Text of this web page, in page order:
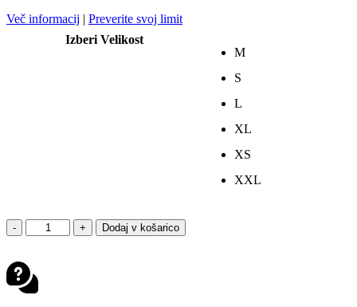
Več informacij | Preverite svoj limit
Izberi Velikost
M
S
L
XL
XS
XXL
-
SHOEI
X-
PRO
MARQUEZ9
TC-
+ Dodaj v košarico